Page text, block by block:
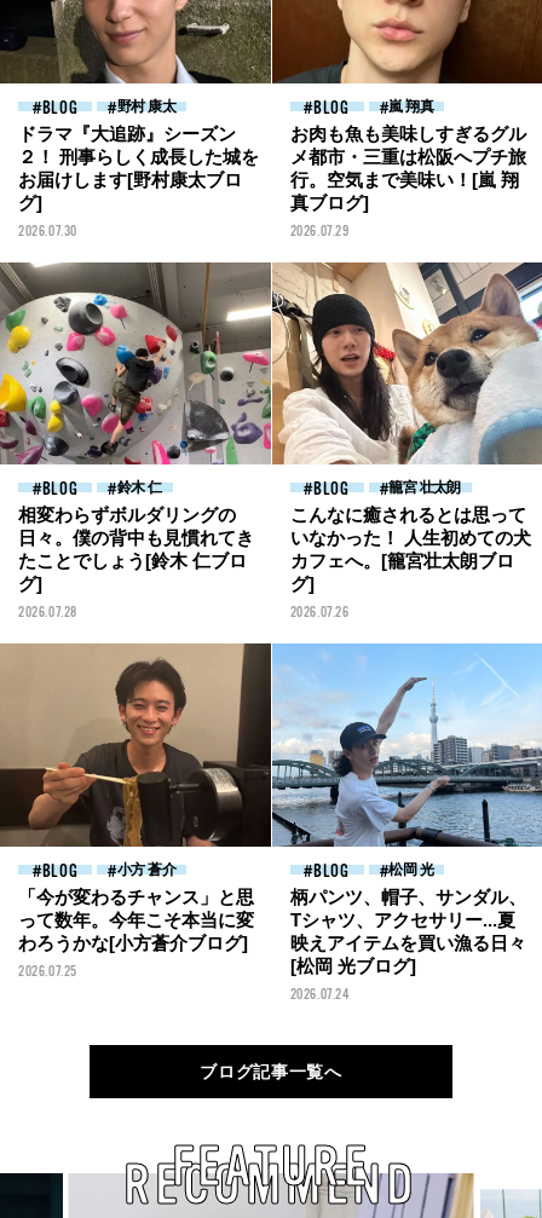
BLOG 野村 康太
ドラマ『大追跡』シーズン
２！ 刑事らしく成長した城を
お届けします[野村康太ブロ
グ]
2026.07.30
BLOG 嵐 翔真
お肉も魚も美味しすぎるグル
メ都市・三重は松阪へプチ旅
行。空気まで美味い！[嵐 翔
真ブログ]
2026.07.29
BLOG 鈴木 仁
相変わらずボルダリングの
日々。僕の背中も見慣れてき
たことでしょう[鈴木 仁ブロ
グ]
2026.07.28
BLOG 籠宮 壮太朗
こんなに癒されるとは思って
いなかった！ 人生初めての犬
カフェへ。[籠宮壮太朗ブロ
グ]
2026.07.26
BLOG 小方 蒼介
「今が変わるチャンス」と思
って数年。今年こそ本当に変
わろうかな[小方蒼介ブログ]
2026.07.25
BLOG 松岡 光
柄パンツ、帽子、サンダル、
Tシャツ、アクセサリー...夏
映えアイテムを買い漁る日々
[松岡 光ブログ]
2026.07.24
ブログ記事一覧へ
RECOMMEND
FEATURE